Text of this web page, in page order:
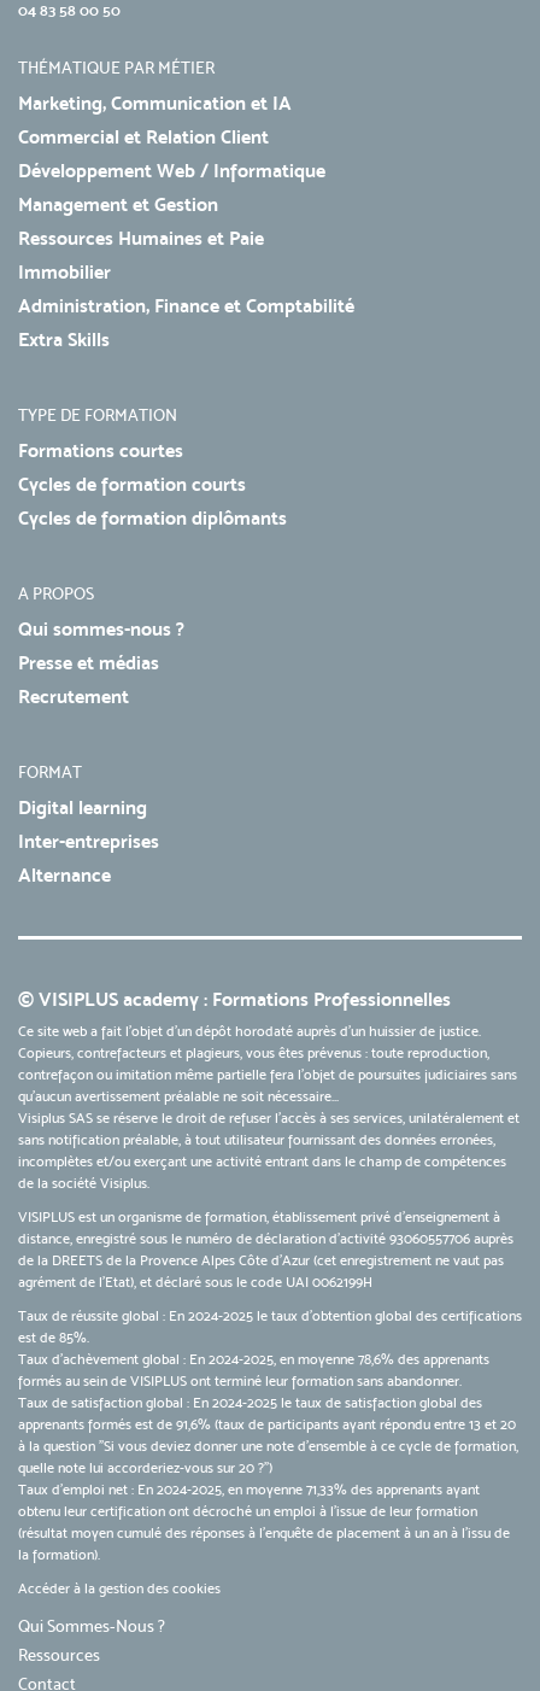
04 83 58 00 50
THÉMATIQUE PAR MÉTIER
Marketing, Communication et IA
Commercial et Relation Client
Développement Web / Informatique
Management et Gestion
Ressources Humaines et Paie
Immobilier
Administration, Finance et Comptabilité
Extra Skills
TYPE DE FORMATION
Formations courtes
Cycles de formation courts
Cycles de formation diplômants
A PROPOS
Qui sommes-nous ?
Presse et médias
Recrutement
FORMAT
Digital learning
Inter-entreprises
Alternance
© VISIPLUS academy : Formations Professionnelles
Ce site web a fait l'objet d'un dépôt horodaté auprès d'un huissier de justice.
Copieurs, contrefacteurs et plagieurs, vous êtes prévenus : toute reproduction,
contrefaçon ou imitation même partielle fera l'objet de poursuites judiciaires sans
qu’aucun avertissement préalable ne soit nécessaire...
Visiplus SAS se réserve le droit de refuser l'accès à ses services, unilatéralement et
sans notification préalable, à tout utilisateur fournissant des données erronées,
incomplètes et/ou exerçant une activité entrant dans le champ de compétences
de la société Visiplus.
VISIPLUS est un organisme de formation, établissement privé d’enseignement à
distance, enregistré sous le numéro de déclaration d’activité 93060557706 auprès
de la DREETS de la Provence Alpes Côte d’Azur (cet enregistrement ne vaut pas
agrément de l’Etat), et déclaré sous le code UAI 0062199H
Taux de réussite global : En 2024-2025 le taux d'obtention global des certifications
est de 85%.
Taux d’achèvement global : En 2024-2025, en moyenne 78,6% des apprenants
formés au sein de VISIPLUS ont terminé leur formation sans abandonner.
Taux de satisfaction global : En 2024-2025 le taux de satisfaction global des
apprenants formés est de 91,6% (taux de participants ayant répondu entre 13 et 20
à la question "Si vous deviez donner une note d’ensemble à ce cycle de formation,
quelle note lui accorderiez-vous sur 20 ?")
Taux d’emploi net : En 2024-2025, en moyenne 71,33% des apprenants ayant
obtenu leur certification ont décroché un emploi à l'issue de leur formation
(résultat moyen cumulé des réponses à l'enquête de placement à un an à l'issu de
la formation).
Accéder à la gestion des cookies
Qui Sommes-Nous ?
Ressources
Contact